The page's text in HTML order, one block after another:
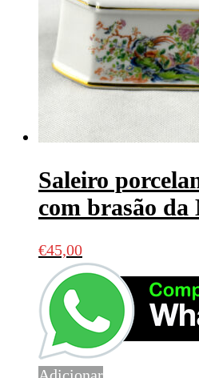
Saleiro
com brasão
€45,00